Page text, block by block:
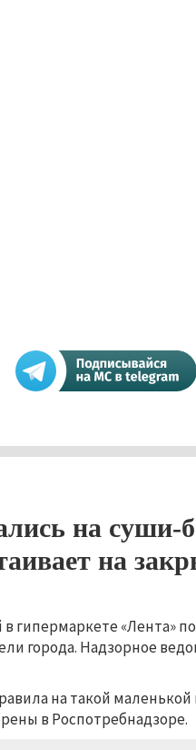
на суши-
на
гипермаркете «Лента»
города. Надзорное
на такой
в Роспотребнадзоре.